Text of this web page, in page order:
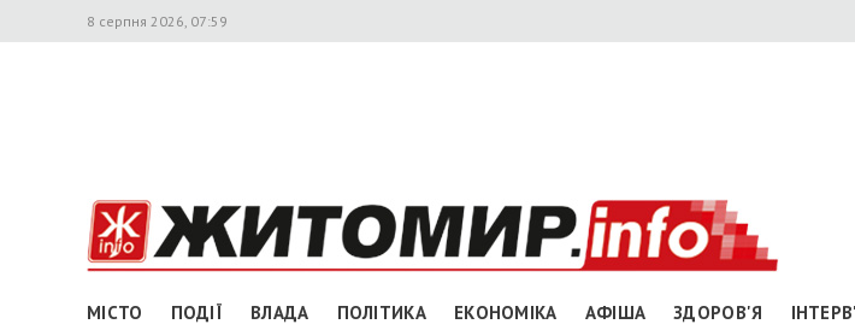
8 серпня 2026, 07:59
МІСТО ПОДІЇ ВЛАДА ПОЛІТИКА ЕКОНОМІКА АФІША ЗДОРОВ'Я